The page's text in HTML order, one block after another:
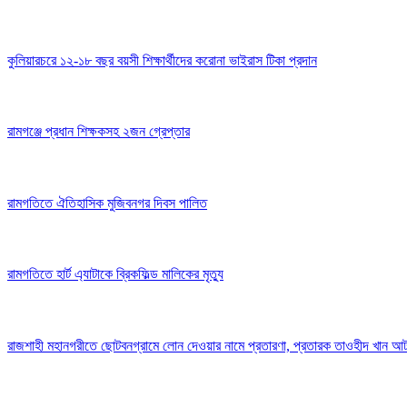
কুলিয়ারচরে ১২-১৮ বছর বয়সী শিক্ষার্থীদের করোনা ভাইরাস টিকা প্রদান
রামগঞ্জে প্রধান শিক্ষকসহ ২জন গ্রেপ্তার
রামগতিতে ঐতিহাসিক মুজিবনগর দিবস পালিত
রামগতিতে হার্ট এ্যাটাকে ব্রিকফিল্ড মালিকের মৃত্যু
রাজশাহী মহানগরীতে ছোটবনগ্রামে লোন দেওয়ার নামে প্রতারণা, প্রতারক তাওহীদ খান